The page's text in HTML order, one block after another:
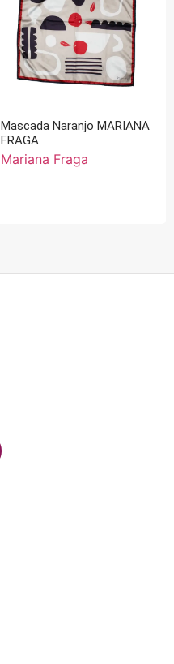
Mascada Naranjo MARIANA
FRAGA
Mariana Fraga